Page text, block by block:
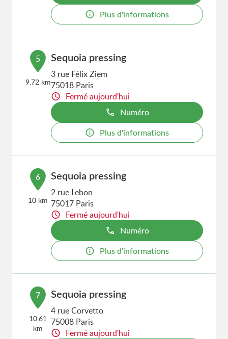
Plus d'informations
5
9.72 km
Sequoia pressing
3 rue Félix Ziem
75018 Paris
Fermé aujourd'hui
Numéro
Plus d'informations
6
10 km
Sequoia pressing
2 rue Lebon
75017 Paris
Fermé aujourd'hui
Numéro
Plus d'informations
7
10.61
km
Sequoia pressing
4 rue Corvetto
75008 Paris
Fermé aujourd'hui